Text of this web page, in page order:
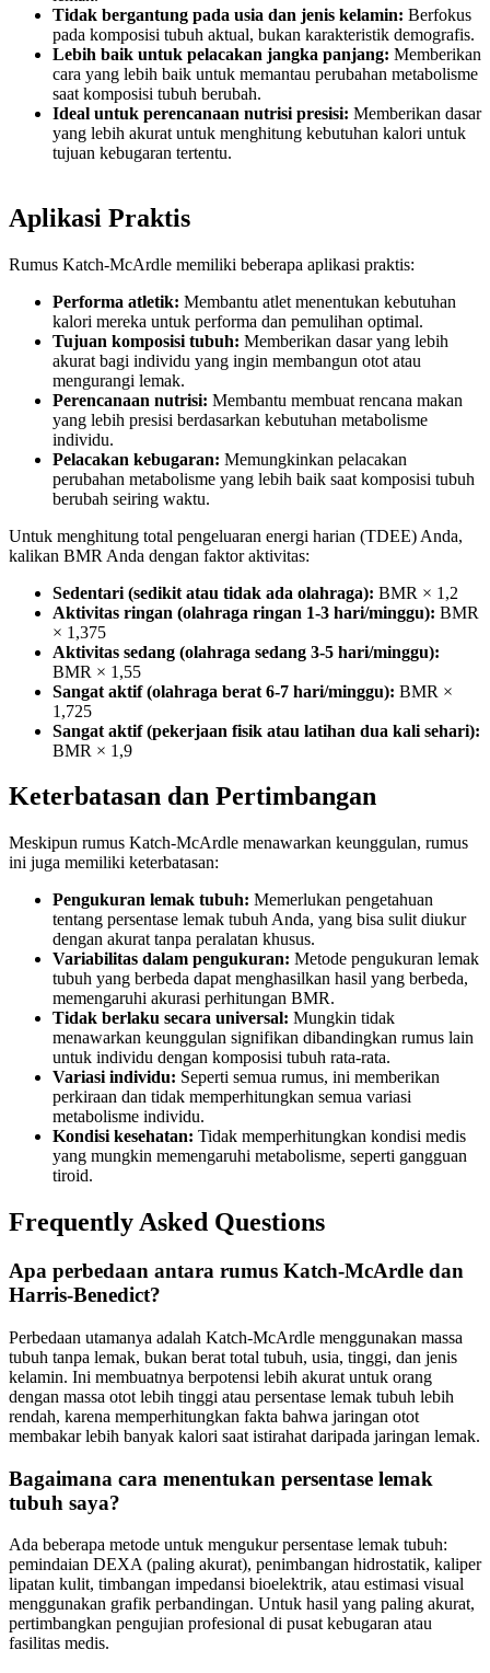
Tidak bergantung pada usia dan jenis kelamin: Berfokus
pada komposisi tubuh aktual, bukan karakteristik demografis.
Lebih baik untuk pelacakan jangka panjang: Memberikan
cara yang lebih baik untuk memantau perubahan metabolisme
saat komposisi tubuh berubah.
Ideal untuk perencanaan nutrisi presisi: Memberikan dasar
yang lebih akurat untuk menghitung kebutuhan kalori untuk
tujuan kebugaran tertentu.
Aplikasi Praktis
Rumus Katch-McArdle memiliki beberapa aplikasi praktis:
Performa atletik: Membantu atlet menentukan kebutuhan
kalori mereka untuk performa dan pemulihan optimal.
Tujuan komposisi tubuh: Memberikan dasar yang lebih
akurat bagi individu yang ingin membangun otot atau
mengurangi lemak.
Perencanaan nutrisi: Membantu membuat rencana makan
yang lebih presisi berdasarkan kebutuhan metabolisme
individu.
Pelacakan kebugaran: Memungkinkan pelacakan
perubahan metabolisme yang lebih baik saat komposisi tubuh
berubah seiring waktu.
Untuk menghitung total pengeluaran energi harian (TDEE) Anda,
kalikan BMR Anda dengan faktor aktivitas:
Sedentari (sedikit atau tidak ada olahraga): BMR × 1,2
Aktivitas ringan (olahraga ringan 1-3 hari/minggu): BMR
× 1,375
Aktivitas sedang (olahraga sedang 3-5 hari/minggu):
BMR × 1,55
Sangat aktif (olahraga berat 6-7 hari/minggu): BMR ×
1,725
Sangat aktif (pekerjaan fisik atau latihan dua kali sehari):
BMR × 1,9
Keterbatasan dan Pertimbangan
Meskipun rumus Katch-McArdle menawarkan keunggulan, rumus
ini juga memiliki keterbatasan:
Pengukuran lemak tubuh: Memerlukan pengetahuan
tentang persentase lemak tubuh Anda, yang bisa sulit diukur
dengan akurat tanpa peralatan khusus.
Variabilitas dalam pengukuran: Metode pengukuran lemak
tubuh yang berbeda dapat menghasilkan hasil yang berbeda,
memengaruhi akurasi perhitungan BMR.
Tidak berlaku secara universal: Mungkin tidak
menawarkan keunggulan signifikan dibandingkan rumus lain
untuk individu dengan komposisi tubuh rata-rata.
Variasi individu: Seperti semua rumus, ini memberikan
perkiraan dan tidak memperhitungkan semua variasi
metabolisme individu.
Kondisi kesehatan: Tidak memperhitungkan kondisi medis
yang mungkin memengaruhi metabolisme, seperti gangguan
tiroid.
Frequently Asked Questions
Apa perbedaan antara rumus Katch-McArdle dan
Harris-Benedict?
Perbedaan utamanya adalah Katch-McArdle menggunakan massa
tubuh tanpa lemak, bukan berat total tubuh, usia, tinggi, dan jenis
kelamin. Ini membuatnya berpotensi lebih akurat untuk orang
dengan massa otot lebih tinggi atau persentase lemak tubuh lebih
rendah, karena memperhitungkan fakta bahwa jaringan otot
membakar lebih banyak kalori saat istirahat daripada jaringan lemak.
Bagaimana cara menentukan persentase lemak
tubuh saya?
Ada beberapa metode untuk mengukur persentase lemak tubuh:
pemindaian DEXA (paling akurat), penimbangan hidrostatik, kaliper
lipatan kulit, timbangan impedansi bioelektrik, atau estimasi visual
menggunakan grafik perbandingan. Untuk hasil yang paling akurat,
pertimbangkan pengujian profesional di pusat kebugaran atau
fasilitas medis.